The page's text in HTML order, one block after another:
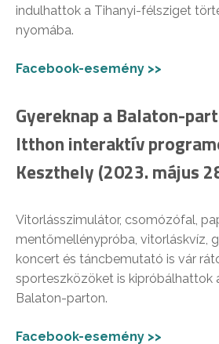
indulhattok a Tihanyi-félsziget
nyomába.
Facebook-esemény >>
Gyereknap a Balaton-
Itthon interaktív
Keszthely (2023. május
Vitorlásszimulátor, csomózófal,
mentőmellénypróba, vitorláskvíz,
koncert és táncbemutató is vár
sporteszközöket is kipróbálhattok
Balaton-parton.
Facebook-esemény >>